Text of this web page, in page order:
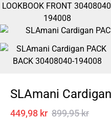
SLAmani Cardigan
449,98 kr 899,95 kr